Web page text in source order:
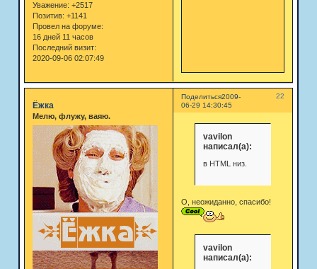
Уважение: +2517
Позитив: +1141
Провел на форуме:
16 дней 11 часов
Последний визит:
2020-09-06 02:07:49
Поделиться 22
2009-
06-29 14:30:45
Ёжка
Мелю, флужу, ваяю.
vavilon
написал(а):
в HTML низ.
О, неожиданно, спасибо!
vavilon
написал(а):